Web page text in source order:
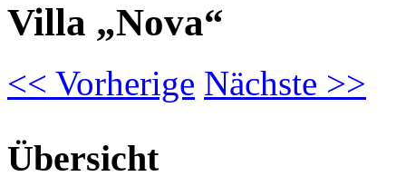
Villa „Nova“
<< Vorherige Nächste >>
Übersicht